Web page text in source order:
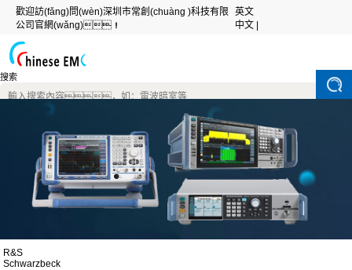
歡迎訪(fǎng)問(wèn)深圳市常創(chuàng )科技有限
公司官網(wǎng)！
英文
中文 |
搜索
R&S
Schwarzbeck